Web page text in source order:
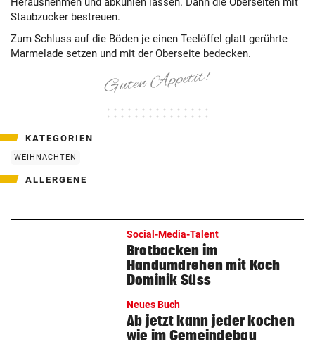
Staubzucker bestreuen.
Zum Schluss auf die Böden je einen Teelöffel glatt gerührte
Marmelade setzen und mit der Oberseite bedecken.
KATEGORIEN
WEIHNACHTEN
ALLERGENE
Social-Media-Talent
Brotbacken im
Handumdrehen mit Koch
Dominik Süss
Neues Buch
Ab jetzt kann jeder kochen
wie im Gemeindebau